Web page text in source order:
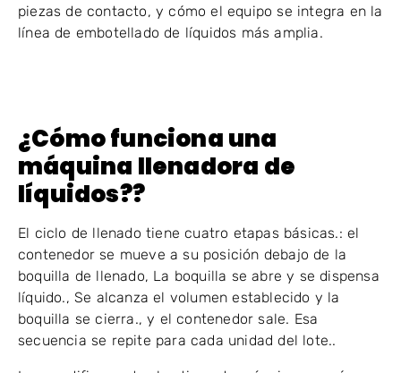
piezas de contacto, y cómo el equipo se integra en la
línea de embotellado de líquidos más amplia.
¿Cómo funciona una
máquina llenadora de
líquidos??
El ciclo de llenado tiene cuatro etapas básicas.: el
contenedor se mueve a su posición debajo de la
boquilla de llenado, La boquilla se abre y se dispensa
líquido., Se alcanza el volumen establecido y la
boquilla se cierra., y el contenedor sale. Esa
secuencia se repite para cada unidad del lote..